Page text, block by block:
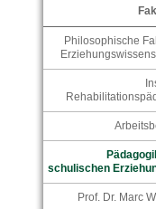
Philosophische
schulischen
Prof. Dr. Marc